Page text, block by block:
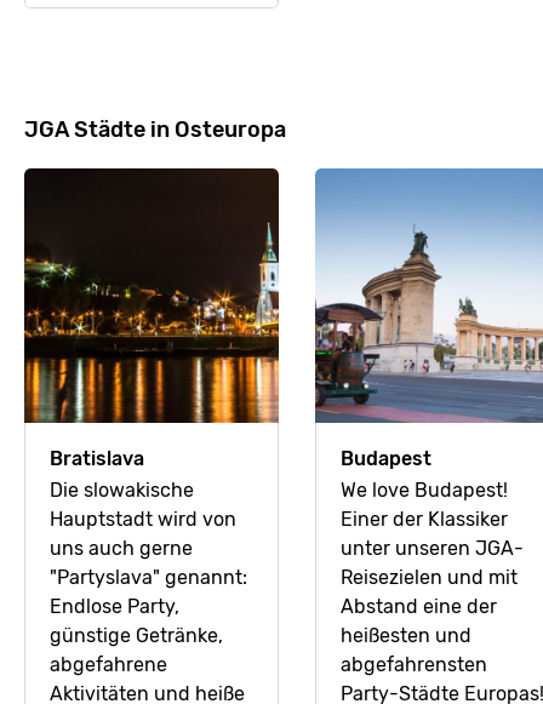
JGA Städte in Osteuropa
Bratislava
Die slowakische
Hauptstadt wird von
uns auch gerne
"Partyslava" genannt:
Endlose Party,
günstige Getränke,
abgefahrene
Aktivitäten und heiße
Budapest
We love Budapest!
Einer der Klassiker
unter unseren JGA-
Reisezielen und mit
Abstand eine der
heißesten und
abgefahrensten
Party-Städte Europas!